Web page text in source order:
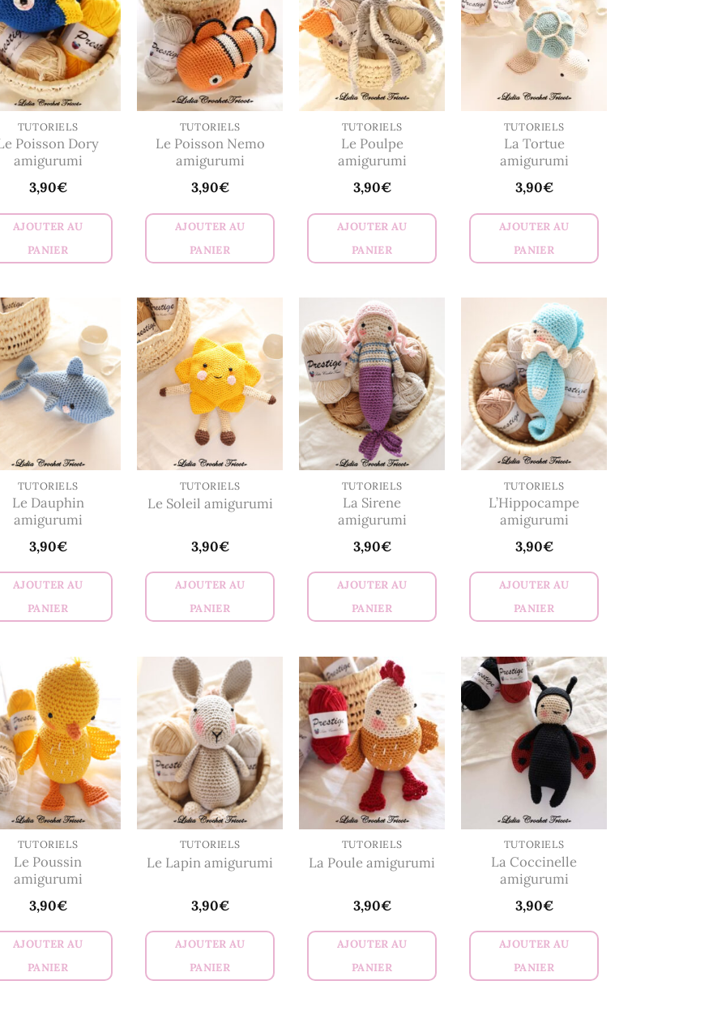
plus
ancien
TUTORIELS
Poisson Dory
amigurumi
3,90€
AJOUTER AU
PANIER
TUTORIELS
Le Poisson Nemo
amigurumi
3,90€
AJOUTER AU
PANIER
TUTORIELS
Le Poulpe
amigurumi
3,90€
AJOUTER AU
PANIER
TUTORIELS
La Tortue
amigurumi
3,90€
AJOUTER AU
PANIER
TUTORIELS
Le Dauphin
amigurumi
3,90€
AJOUTER AU
PANIER
TUTORIELS
Le Soleil amigurumi
3,90€
AJOUTER AU
PANIER
TUTORIELS
La Sirene
amigurumi
3,90€
AJOUTER AU
PANIER
TUTORIELS
L’Hippocampe
amigurumi
3,90€
AJOUTER AU
PANIER
TUTORIELS
Le Poussin
amigurumi
3,90€
AJOUTER AU
PANIER
TUTORIELS
Le Lapin amigurumi
3,90€
AJOUTER AU
PANIER
TUTORIELS
La Poule amigurumi
3,90€
AJOUTER AU
PANIER
TUTORIELS
La Coccinelle
amigurumi
3,90€
AJOUTER AU
PANIER